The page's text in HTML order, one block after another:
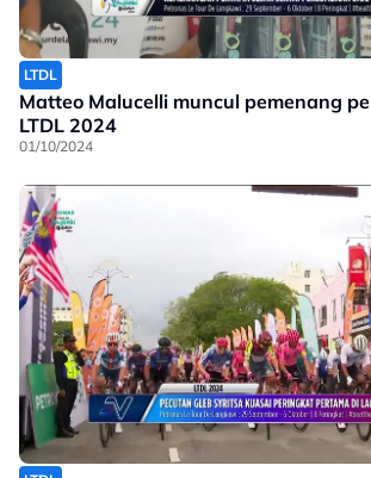
LTDL
Matteo Malucelli muncul pemenang
LTDL 2024
01/10/2024